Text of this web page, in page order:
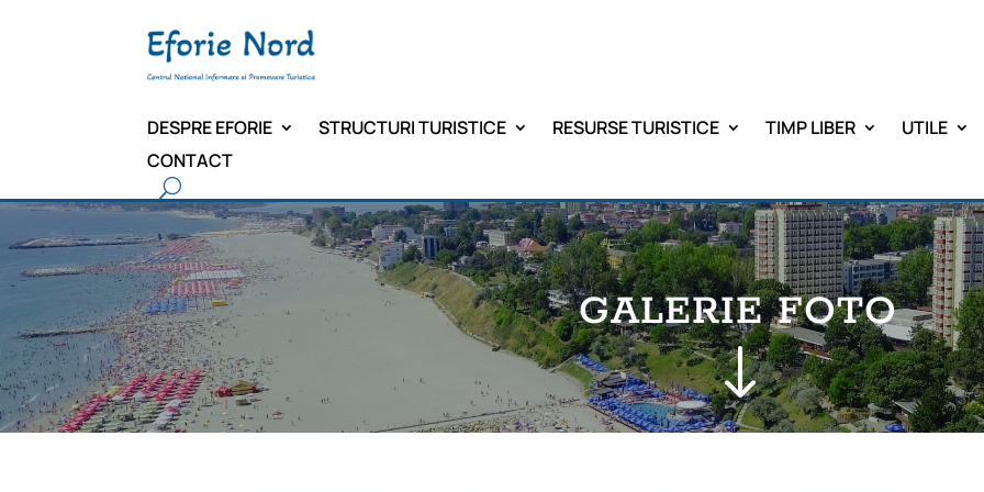
DESPRE EFORIE STRUCTURI TURISTICE RESURSE TURISTICE TIMP LIBER UTILE
CONTACT
GALERIE FOTO
"